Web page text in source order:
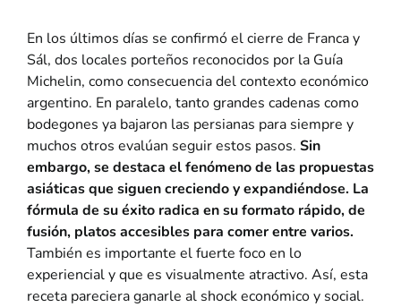
En los últimos días se confirmó el cierre de Franca y
Sál, dos locales porteños reconocidos por la Guía
Michelin, como consecuencia del contexto económico
argentino. En paralelo, tanto grandes cadenas como
bodegones ya bajaron las persianas para siempre y
muchos otros evalúan seguir estos pasos. Sin
embargo, se destaca el fenómeno de las propuestas
asiáticas que siguen creciendo y expandiéndose. La
fórmula de su éxito radica en su formato rápido, de
fusión, platos accesibles para comer entre varios.
También es importante el fuerte foco en lo
experiencial y que es visualmente atractivo. Así, esta
receta pareciera ganarle al shock económico y social.